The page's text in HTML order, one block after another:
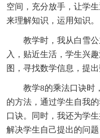
空间，充分放手，让学
来理解知识，运用知识。
教学时，我从白雪
入，贴近生活，学生兴
图，寻找数学信息，提出
教学8的乘法口诀时
的方法，通过学生自我
口诀。同时，我还为学
解决学生自己提出的问